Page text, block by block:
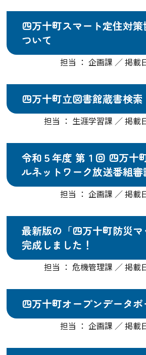
四万十町スマート定住対策
ついて
担当 ： 企画課 ／ 掲載
四万十町立図書館蔵書検索
担当 ： 生涯学習課 ／ 掲載
令和５年度 第１回 四万十
ルネットワーク放送番組審
担当 ： 企画課 ／ 掲載
最新版の「四万十町防災
完成しました！
担当 ： 危機管理課 ／ 掲載
四万十町オープンデータ
担当 ： 企画課 ／ 掲載